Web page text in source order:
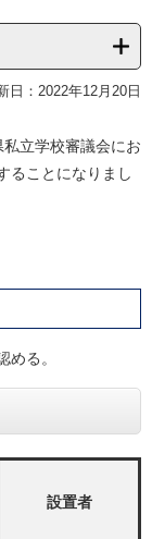
日：2022年12月20日
立学校審議会にお
ることになりまし
る。
設置者